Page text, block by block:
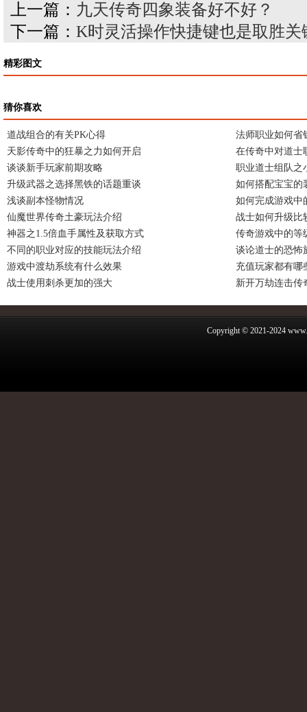
上一篇： 九天传奇四象装备好不好？
下一篇： K时灵活操作快捷键也是取胜关
精彩图文
猜你喜欢
道战组合的有关PK心得
法师职业如何省
天影传奇中的狂暴之力如何开启
在传奇中对道士
谈谈新手玩家前期攻略
职业道士组队之
升级武器之选择黑铁的话题重谈
如何搭配宝宝的
浅谈副本怪物情况
如何完成游戏中
仙魔世界传奇土豪玩法介绍
战士如何升级比
神器之1.5倍血手属性及获取方式
传奇游戏中的等
不同的职业对应的技能玩法介绍
谈论道士的恐怖
游戏中渡劫系统有什么效果
充值玩家都有哪
战士使用刺杀更加的强大
新开万劫连击传
Copyright © 2021-2024